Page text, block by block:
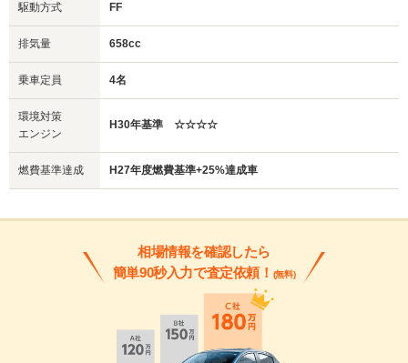
駆動方式 FF
排気量 658cc
乗車定員 4名
環境対策
エンジン
H30年基準 ☆☆☆☆
燃費基準達成 H27年度燃費基準+25%達成車
相場情報を確認したら
簡単90秒入力で査定依頼！ (無料)